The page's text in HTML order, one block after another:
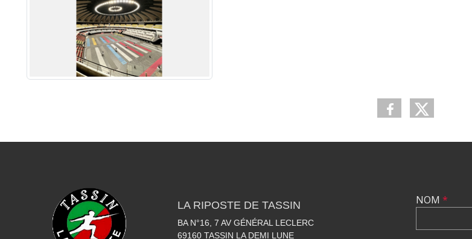
LA RIPOSTE DE TASSIN
BA N°16, 7 AV GÉNÉRAL LECLERC
69160 TASSIN LA DEMI LUNE
NOM *